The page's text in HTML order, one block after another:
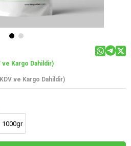
ve Kargo Dahildir)
ve Kargo Dahildir)
1000gr